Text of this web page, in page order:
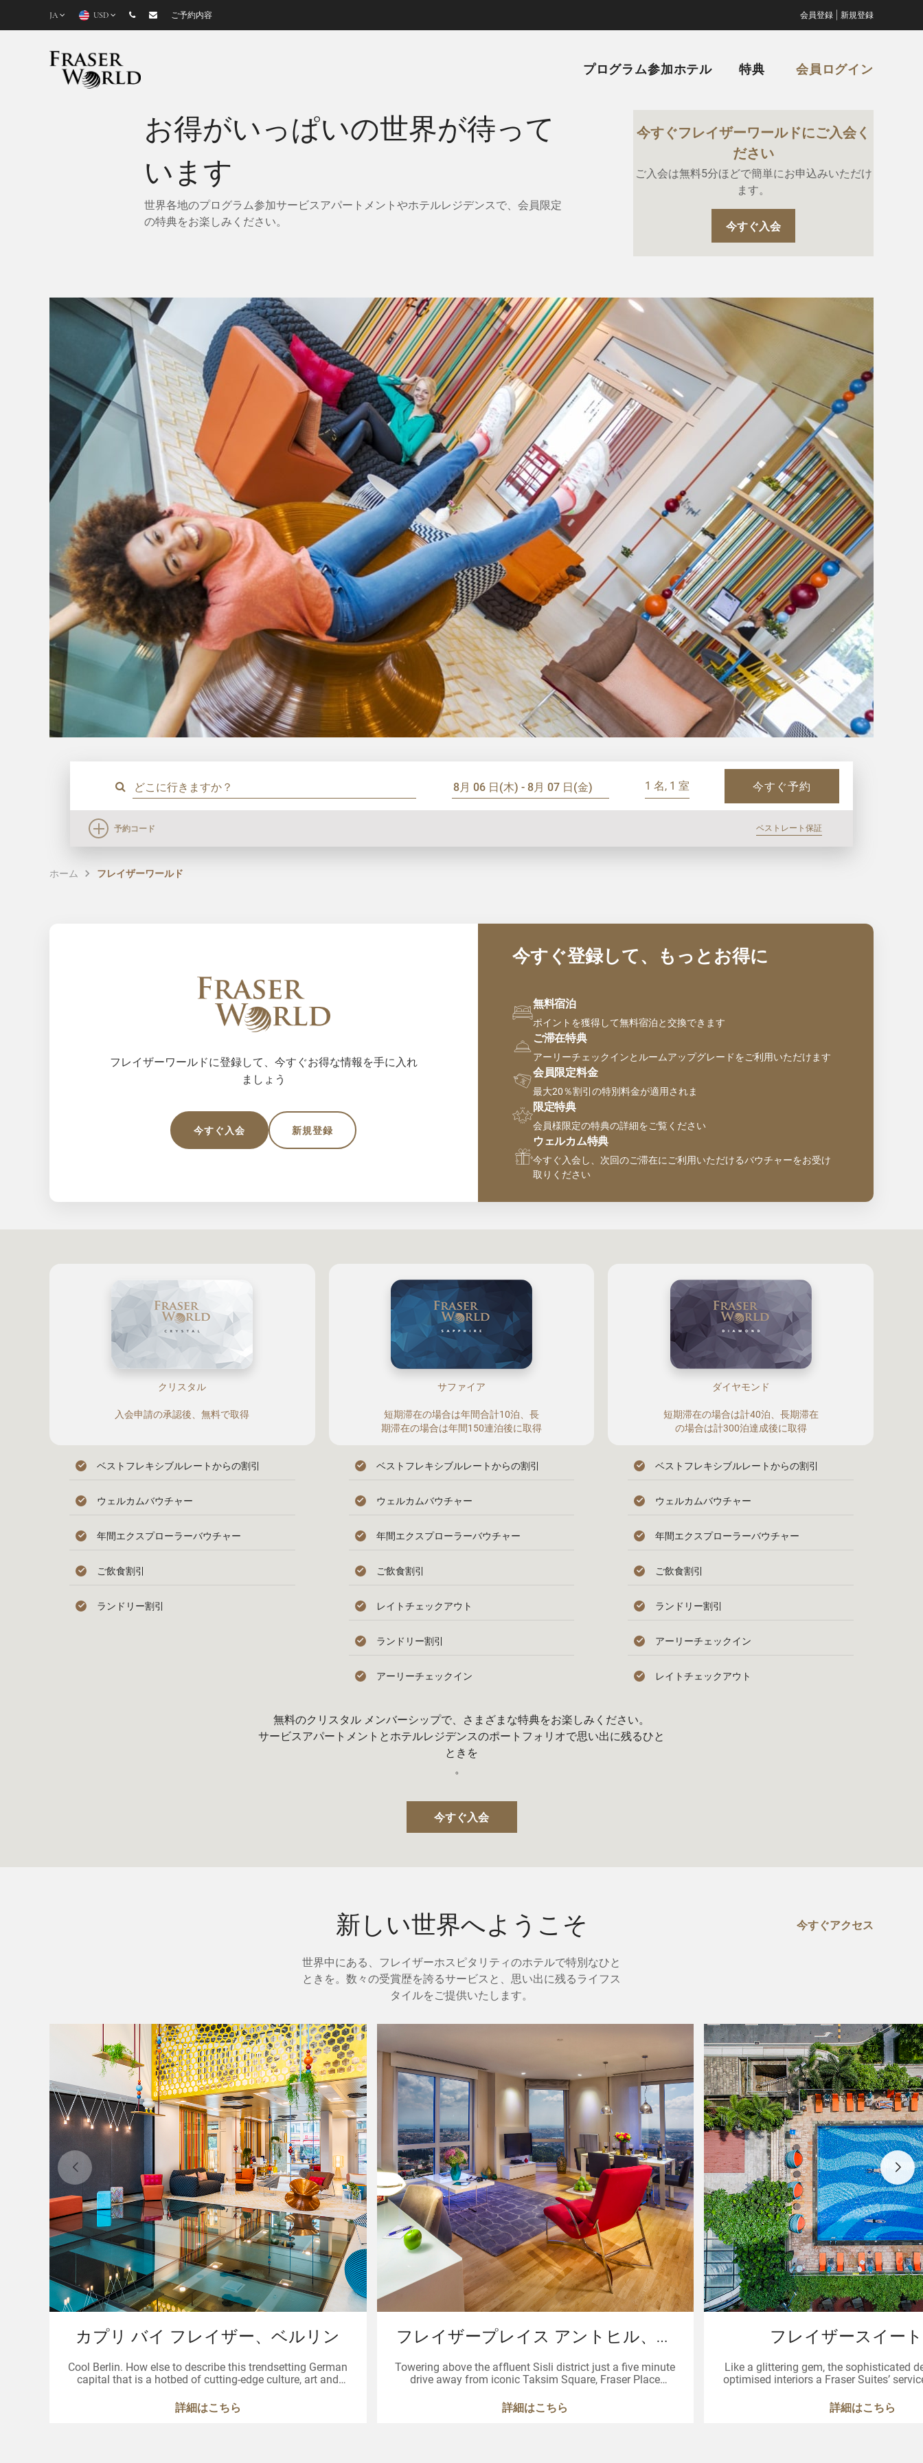
JA USD ご予約内容 会員登録 新規登録
プログラム参加ホテル 特典 会員ログイン
お得がいっぱいの世界が待って
います
世界各地のプログラム参加サービスアパートメントやホテルレジデンスで、会員限定
の特典をお楽しみください。
今すぐフレイザーワールドにご入会く
ださい
ご入会は無料5分ほどで簡単にお申込みいただけ
ます。
今すぐ入会
1 名, 1 室 今すぐ予約
予約コード ベストレート保証
ホーム フレイザーワールド
フレイザーワールドに登録して、今すぐお得な情報を手に入れ
ましょう
今すぐ入会 新規登録
今すぐ登録して、もっとお得に
無料宿泊
ポイントを獲得して無料宿泊と交換できます
ご滞在特典
アーリーチェックインとルームアップグレードをご利用いただけます
会員限定料金
最大20％割引の特別料金が適用されま
限定特典
会員様限定の特典の詳細をご覧ください
ウェルカム特典
今すぐ入会し、次回のご滞在にご利用いただけるバウチャーをお受け
取りください
クリスタル
入会申請の承認後、無料で取得
ベストフレキシブルレートからの割引
ウェルカムバウチャー
年間エクスプローラーバウチャー
ご飲食割引
ランドリー割引
サファイア
短期滞在の場合は年間合計10泊、長
期滞在の場合は年間150連泊後に取得
ベストフレキシブルレートからの割引
ウェルカムバウチャー
年間エクスプローラーバウチャー
ご飲食割引
レイトチェックアウト
ランドリー割引
アーリーチェックイン
ダイヤモンド
短期滞在の場合は計40泊、長期滞在
の場合は計300泊達成後に取得
ベストフレキシブルレートからの割引
ウェルカムバウチャー
年間エクスプローラーバウチャー
ご飲食割引
ランドリー割引
アーリーチェックイン
レイトチェックアウト
無料のクリスタル メンバーシップで、さまざまな特典をお楽しみください。
サービスアパートメントとホテルレジデンスのポートフォリオで思い出に残るひと
ときを
。
今すぐ入会
新しい世界へようこそ
世界中にある、フレイザーホスピタリティのホテルで特別なひと
ときを。数々の受賞歴を誇るサービスと、思い出に残るライフス
タイルをご提供いたします。
今すぐアクセス
カプリ バイ フレイザー、ベルリン
Cool Berlin. How else to describe this trendsetting German
capital that is a hotbed of cutting-edge culture, art and
design-inspired serviced apartments in Berlin that are not
just a place to stay, but your way of life.
詳細はこちら
フレイザープレイス アントヒル、イ
スタンブール
Towering above the affluent Sisli district just a five minute
drive away from iconic Taksim Square, Fraser Place
guests with stunning views of the Bosphorus and luxurious
spa and sports facilities in Turkey’s historic capital city.
詳細はこちら
フレイザースイー
Like a glittering gem, the sophisticated
optimised interiors a Fraser Suites’
詳細はこちら